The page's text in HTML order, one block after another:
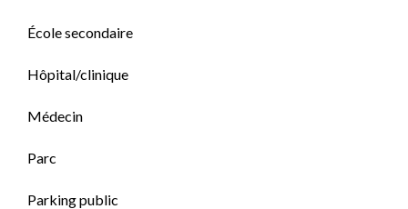
École secondaire
Hôpital/clinique
Médecin
Parc
Parking public